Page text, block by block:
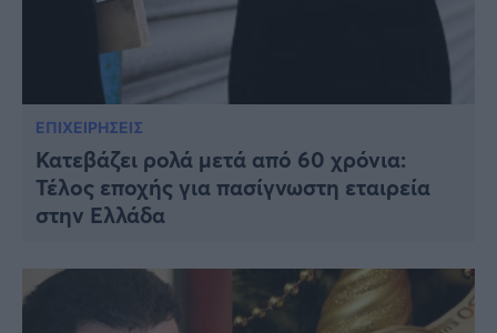
ΕΠΙΧΕΙΡΗΣΕΙΣ
Κατεβάζει ρολά μετά από 60 χρόνια:
Τέλος εποχής για πασίγνωστη εταιρεία
στην Ελλάδα